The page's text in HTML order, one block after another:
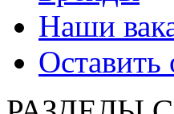
Наши
Оставить